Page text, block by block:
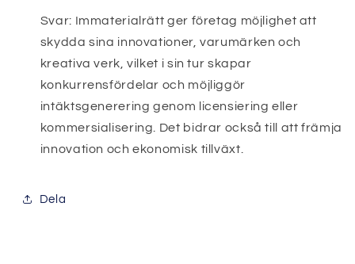
Svar: Immaterialrätt ger företag möjlighet att
skydda sina innovationer, varumärken och
kreativa verk, vilket i sin tur skapar
konkurrensfördelar och möjliggör
intäktsgenerering genom licensiering eller
kommersialisering. Det bidrar också till att främja
innovation och ekonomisk tillväxt.
Dela